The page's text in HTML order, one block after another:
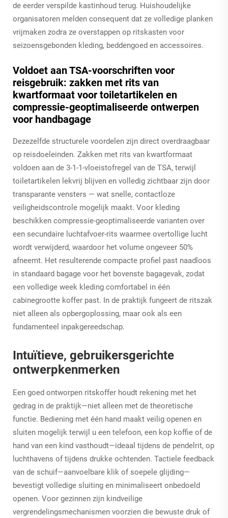
de eerder verspilde kastinhoud terug. Huishoudelijke
organisatoren melden consequent dat ze volledige planken
vrijmaken zodra ze overstappen op ritskasten voor
seizoensgebonden kleding, beddengoed en accessoires.
Voldoet aan TSA-voorschriften voor
reisgebruik: zakken met rits van
kwartformaat voor toiletartikelen en
compressie-geoptimaliseerde ontwerpen
voor handbagage
Dezezelfde structurele voordelen zijn direct overdraagbaar
op reisdoeleinden. Zakken met rits van kwartformaat
voldoen aan de 3-1-1-vloeistofregel van de TSA, terwijl
toiletartikelen lekvrij blijven en volledig zichtbaar zijn door
transparante vensters — wat snelle, contactloze
veiligheidscontrole mogelijk maakt. Voor kleding
beschikken compressie-geoptimaliseerde varianten over
een secundaire luchtafvoer-rits waarmee overtollige lucht
wordt verwijderd, waardoor het volume ongeveer 50%
afneemt. Het resulterende compacte profiel past naadloos
in standaard bagage voor het bovenste bagagevak, zodat
een volledige week kleding comfortabel in één
cabinegrootte koffer past. In de praktijk fungeert de ritszak
niet alleen als opbergoplossing, maar ook als een
fundamenteel inpakgereedschap.
Intuïtieve, gebruikersgerichte
ontwerpkenmerken
Een goed ontworpen ritskoffer houdt rekening met het
gedrag in de praktijk—niet alleen met de theoretische
functie. Bediening met één hand maakt veilig openen en
sluiten mogelijk terwijl u een telefoon, een kop koffie of de
hand van een kind vasthoudt—ideaal tijdens de pendelrit, op
luchthavens of tijdens drukke ochtenden. Tactiele feedback
van de schuif—aanvoelbare klik of soepele glijding—
bevestigt volledige sluiting en minimaliseert onbedoeld
openen. Voor gezinnen zijn kindveilige
vergrendelingsmechanismen voorzien die bewuste druk of